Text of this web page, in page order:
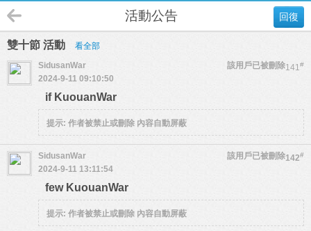
回復
活動公告
雙十節 活動 看全部
141#
SidusanWar
該用戶已被刪除
2024-9-11 09:10:50
if KuouanWar
提示: 作者被禁止或刪除 內容自動屏蔽
142#
SidusanWar
該用戶已被刪除
2024-9-11 13:11:54
few KuouanWar
提示: 作者被禁止或刪除 內容自動屏蔽